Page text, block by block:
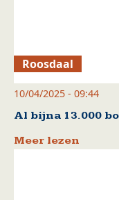
Roosdaal
10/04/2025 - 09:44
Al bijna 13.000
Meer lezen